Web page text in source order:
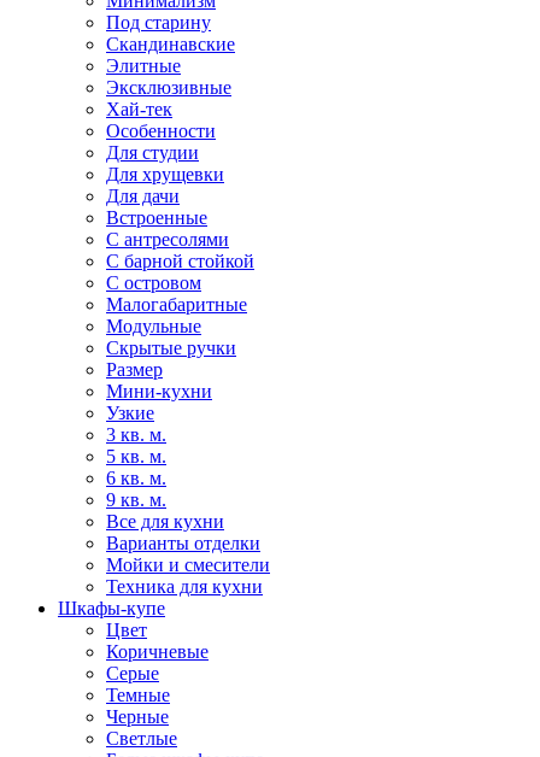
Под старину
Скандинавские
Элитные
Эксклюзивные
Хай-тек
Особенности
Для студии
Для хрущевки
Для дачи
Встроенные
С антресолями
С барной стойкой
С островом
Малогабаритные
Модульные
Скрытые ручки
Размер
Мини-кухни
Узкие
3 кв. м.
5 кв. м.
6 кв. м.
9 кв. м.
Все для кухни
Варианты отделки
Мойки и смесители
Техника для кухни
Шкафы-купе
Цвет
Коричневые
Серые
Темные
Черные
Светлые